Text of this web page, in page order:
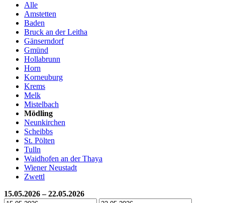
Alle
Amstetten
Baden
Bruck an der Leitha
Gänserndorf
Gmünd
Hollabrunn
Horn
Korneuburg
Krems
Melk
Mistelbach
Mödling
Neunkirchen
Scheibbs
St. Pölten
Tulln
Waidhofen an der Thaya
Wiener Neustadt
Zwettl
15.05.2026 – 22.05.2026